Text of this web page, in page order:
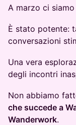
A marzo ci
È stato potente:
conversazioni
Una vera
degli incontri
Non abbiamo
che succede a
Wanderwork.